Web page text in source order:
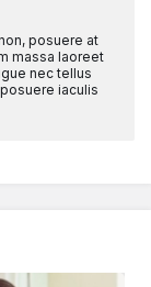
posuere at
massa laoreet
nec tellus
iaculis